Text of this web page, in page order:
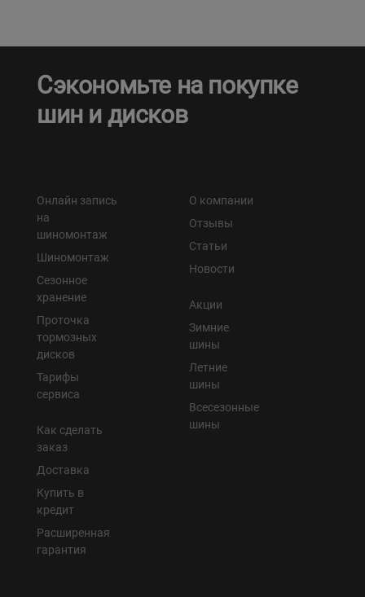
Сэкономьте на покупке
шин и дисков
Онлайн запись
на
шиномонтаж
Шиномонтаж
Сезонное
хранение
Проточка
тормозных
дисков
Тарифы
сервиса
Как сделать
заказ
Доставка
Купить в
кредит
Расширенная
гарантия
О компании
Отзывы
Статьи
Новости
Акции
Зимние
шины
Летние
шины
Всесезонные
шины